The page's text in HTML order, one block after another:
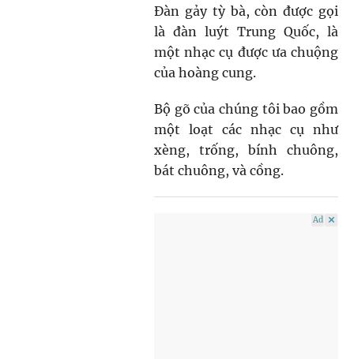
Đàn gảy tỳ bà, còn được gọi
là đàn luýt Trung Quốc, là
một nhạc cụ được ưa chuộng
của hoàng cung.
Bộ gõ của chúng tôi bao gồm
một loạt các nhạc cụ như
xèng, trống, bính chuông,
bát chuông, và cồng.
Ad